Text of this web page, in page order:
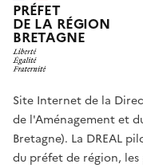
PRÉFET
DE LA RÉGION
BRETAGNE
Site Internet de la
de l'Aménagement et
Bretagne). La DREAL
du préfet de région,